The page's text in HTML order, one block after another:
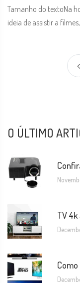
Tamanho do textoNa
ideia de assistir a
O ÚLTIMO
TV 4k